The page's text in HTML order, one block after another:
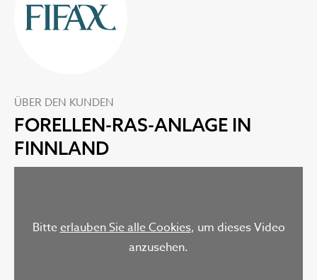
ÜBER DEN KUNDEN
FORELLEN-RAS-ANLAGE IN
FINNLAND
Bitteerlauben Sie alle Cookies, um dieses Video
anzusehen.